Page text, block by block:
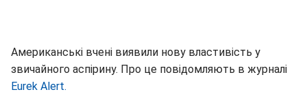
Американські вчені виявили нову властивість у
звичайного аспірину. Про це повідомляють в журналі
Eurek Alert.